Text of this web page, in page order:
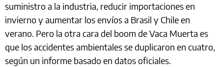
suministro a la industria, reducir importaciones en
invierno y aumentar los envíos a Brasil y Chile en
verano. Pero la otra cara del boom de Vaca Muerta es
que los accidentes ambientales se duplicaron en cuatro,
según un informe basado en datos oficiales.